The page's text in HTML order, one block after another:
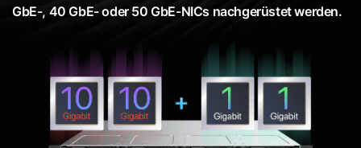
GbE-, 40 GbE- oder 50 GbE-NICs nachgerüstet werden.